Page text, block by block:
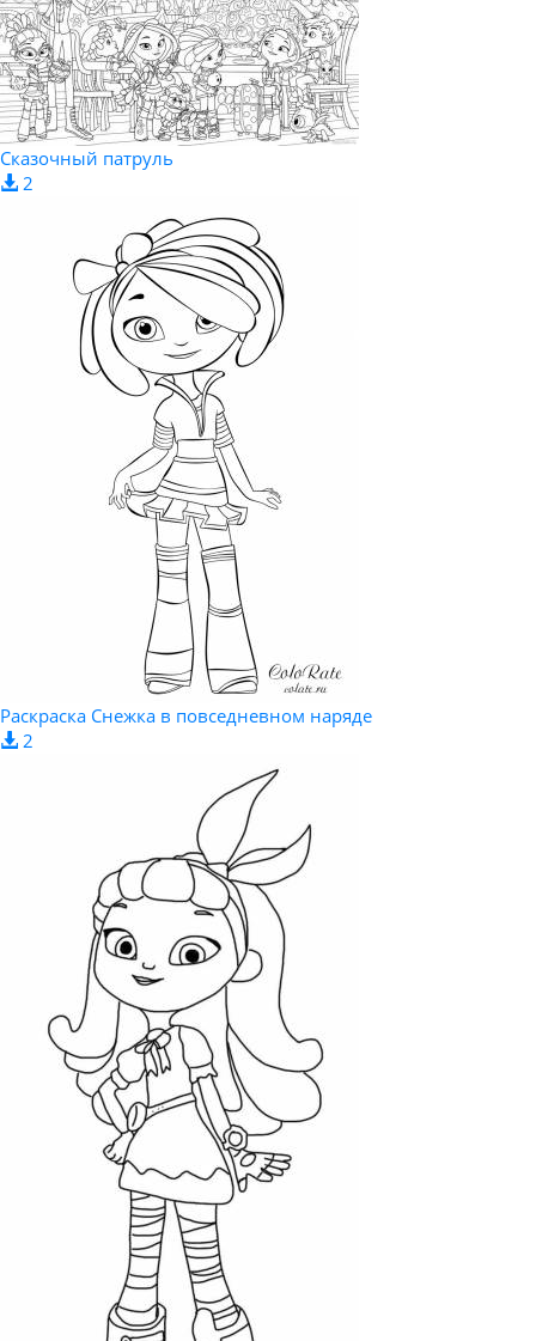
Сказочный патруль
2
Раскраска Снежка в повседневном наряде
2